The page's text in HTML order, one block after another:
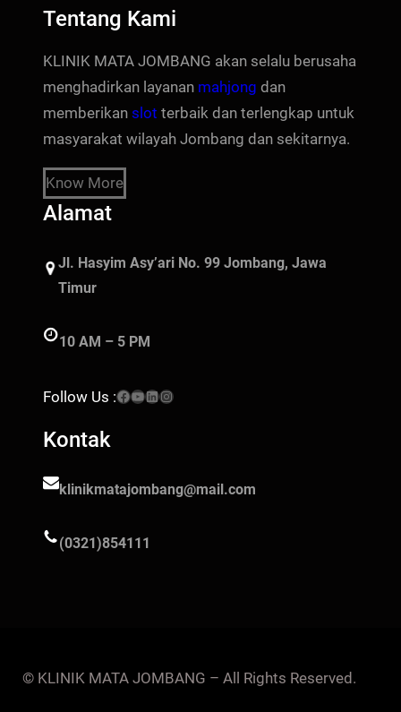
Tentang Kami
KLINIK MATA JOMBANG akan selalu berusaha
menghadirkan layanan mahjong dan
memberikan slot terbaik dan terlengkap untuk
masyarakat wilayah Jombang dan sekitarnya.
Know More
Alamat
Jl. Hasyim Asy’ari No. 99 Jombang, Jawa
Timur
10 AM – 5 PM
Follow Us :Facebook YouTube LinkedIn Instagram
Kontak
klinikmatajombang@mail.com
(0321)854111
© KLINIK MATA JOMBANG – All Rights Reserved.